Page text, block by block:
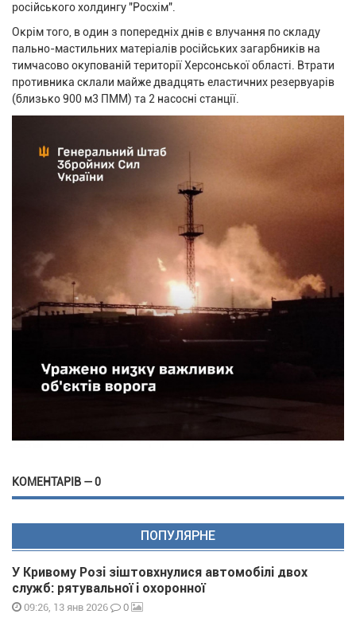
російського холдингу "Росхім".
Окрім того, в один з попередніх днів є влучання по складу
пально-мастильних матеріалів російських загарбників на
тимчасово окупованій території Херсонської області. Втрати
противника склали майже двадцять еластичних резервуарів
(близько 900 м3 ПММ) та 2 насосні станції.
КОМЕНТАРІВ — 0
ПОПУЛЯРНЕ
У Кривому Розі зіштовхнулися автомобілі двох
служб: рятувальної і охоронної
09:26, 13 янв 2026 0